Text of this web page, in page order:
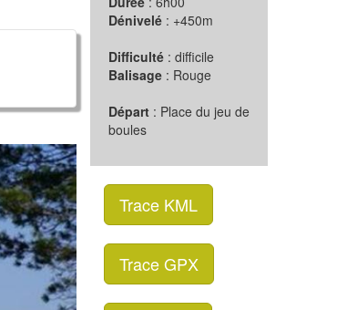
Suivant
Dénivelé : +450m
Difficulté : difficile
Balisage : Rouge
Départ : Place du jeu de
boules
Trace KML
Trace GPX